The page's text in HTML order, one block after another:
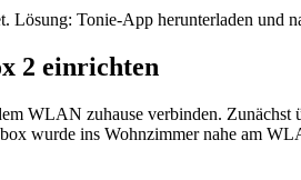
Tonie-App herunterladen und
2 einrichten
WLAN zuhause verbinden.
wurde ins Wohnzimmer nahe am